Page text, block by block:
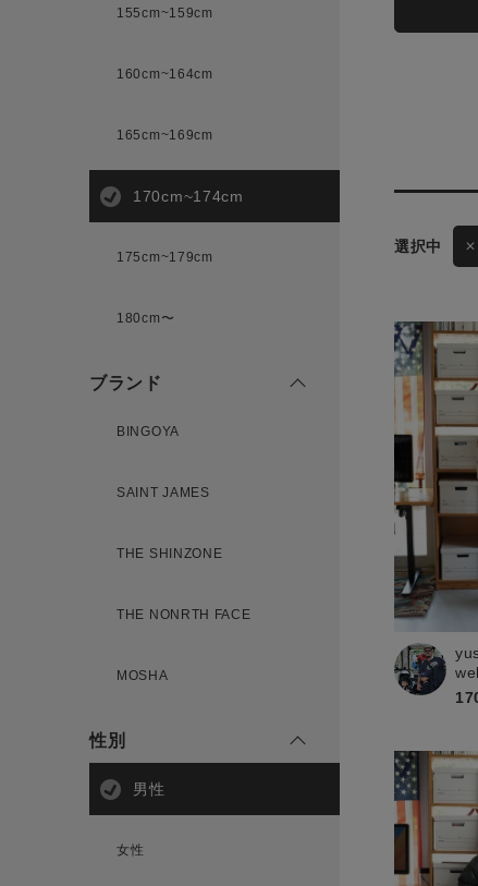
155cm~159cm
160cm~164cm
165cm~169cm
170cm~174cm
175cm~179cm
180cm〜
ブランド
BINGOYA
SAINT JAMES
THE SHINZONE
THE NONRTH FACE
MOSHA
性別
男性
女性